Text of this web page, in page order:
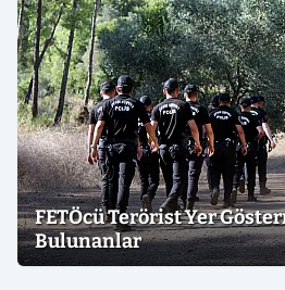
FETÖcü Terörist Yer
Bulunanlar